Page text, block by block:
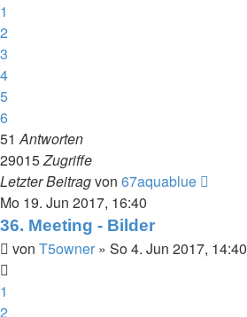
1
2
3
4
5
6
51Antworten
29015Zugriffe
Letzter Beitragvon 67aquablue
Mo 19. Jun 2017, 16:40
36. Meeting - Bilder
von T5owner » So 4. Jun 2017, 14:40
1
2